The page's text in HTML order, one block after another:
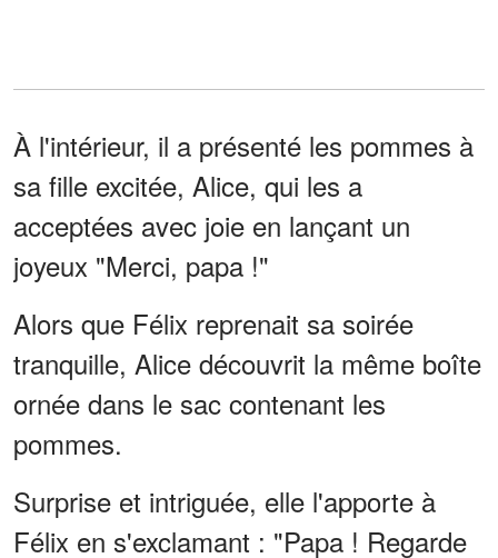
À l'intérieur, il a présenté les pommes à
sa fille excitée, Alice, qui les a
acceptées avec joie en lançant un
joyeux "Merci, papa !"
Alors que Félix reprenait sa soirée
tranquille, Alice découvrit la même boîte
ornée dans le sac contenant les
pommes.
Surprise et intriguée, elle l'apporte à
Félix en s'exclamant : "Papa ! Regarde